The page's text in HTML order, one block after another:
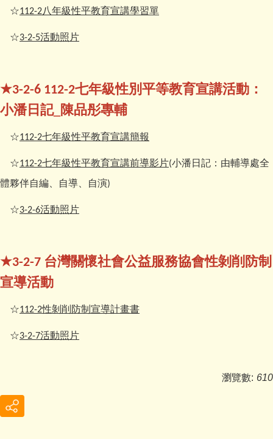
☆112-2八年級性平教育宣講學習單
☆3-2-5活動照片
★3-2-6 112-2七年級性別平等教育宣講活動：
小潘日記_陳品彤專輔
☆112-2七年級性平教育宣講簡報
☆112-2七年級性平教育宣講前導影片(小潘日記： 由輔導處全
體夥伴自編、自導、自演)
☆3-2-6活動照片
★3-2-7 台灣關懷社會公益服務協會性剝削防制
宣導活動
☆112-2性剝削防制宣導計畫書
☆3-2-7活動照片
瀏覽數: 610